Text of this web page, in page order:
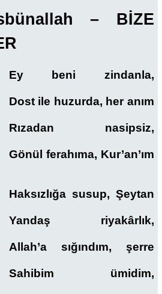
– BİZE
Ey beni zindanla,
Dost ile huzurda, her anım
Rızadan nasipsiz,
Gönül ferahıma, Kur’an’ım
Haksızlığa susup, Şeytan
Yandaş riyakârlık,
Allah’a sığındım, şerre
Sahibim ümidim,